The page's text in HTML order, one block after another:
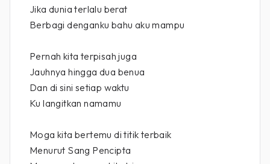
Jika dunia terlalu berat
Berbagi denganku bahu aku mampu
Pernah kita terpisah juga
Jauhnya hingga dua benua
Dan di sini setiap waktu
Ku langitkan namamu
Moga kita bertemu di titik terbaik
Menurut Sang Pencipta